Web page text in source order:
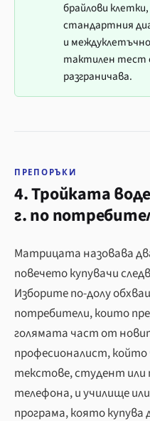
брайлови
стандартния
и
тактилен тест
разграничава.
ПРЕПОРЪКИ
4. Тройката
г. по
Матрицата назовава
повечето купувачи
Изборите по-долу
потребители, които
голямата част от
професионалист, който
текстове, студент
телефона, и училище
програма, която купува